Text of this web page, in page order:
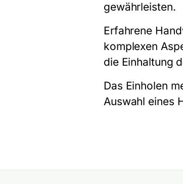
gewährleisten.
Erfahrene
komplexen
die Einhaltung
Das Einholen
Auswahl eines